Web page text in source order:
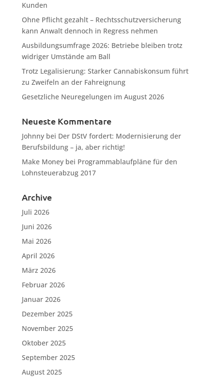
Kunden
Ohne Pflicht gezahlt – Rechtsschutzversicherung
kann Anwalt dennoch in Regress nehmen
Ausbildungsumfrage 2026: Betriebe bleiben trotz
widriger Umstände am Ball
Trotz Legalisierung: Starker Cannabiskonsum führt
zu Zweifeln an der Fahreignung
Gesetzliche Neuregelungen im August 2026
Neueste Kommentare
Johnnybei Der DStV fordert: Modernisierung der
Berufsbildung – ja, aber richtig!
Make Moneybei Programmablaufpläne für den
Lohnsteuerabzug 2017
Archive
Juli 2026
Juni 2026
Mai 2026
April 2026
März 2026
Februar 2026
Januar 2026
Dezember 2025
November 2025
Oktober 2025
September 2025
August 2025